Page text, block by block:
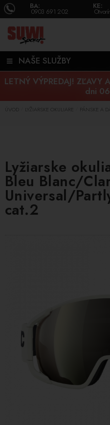
BA:
0903 691 202
KE:
NAŠE SLUŽBY
LETNÝ VÝPREDAJ! ZĽAVY
dni
ÚVOD LYŽIARSKE OKULIARE PÁNSKE A
Lyžiarske
Bleu Blanc/
Universal/
cat.2